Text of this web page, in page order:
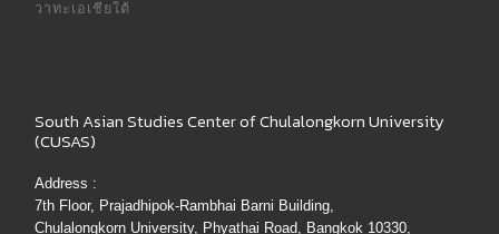
วาทะเอเชียใต้
South Asian Studies Center of Chulalongkorn University
(CUSAS)
Address :
7th Floor, Prajadhipok-Rambhai Barni Building,
Chulalongkorn University, Phyathai Road, Bangkok 10330,